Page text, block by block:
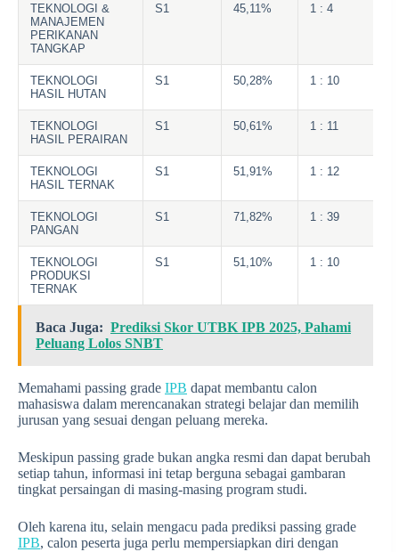
TEKNOLOGI &
MANAJEMEN
PERIKANAN
TANGKAP
S1 45,11% 1 : 4
TEKNOLOGI
HASIL HUTAN
S1 50,28% 1 : 10
TEKNOLOGI
HASIL PERAIRAN
S1 50,61% 1 : 11
TEKNOLOGI
HASIL TERNAK
S1 51,91% 1 : 12
TEKNOLOGI
PANGAN
S1 71,82% 1 : 39
TEKNOLOGI
PRODUKSI
TERNAK
S1 51,10% 1 : 10
Baca Juga: Prediksi Skor UTBK IPB 2025, Pahami
Peluang Lolos SNBT
Memahami passing grade IPB dapat membantu calon
mahasiswa dalam merencanakan strategi belajar dan memilih
jurusan yang sesuai dengan peluang mereka.
Meskipun passing grade bukan angka resmi dan dapat berubah
setiap tahun, informasi ini tetap berguna sebagai gambaran
tingkat persaingan di masing-masing program studi.
Oleh karena itu, selain mengacu pada prediksi passing grade
IPB, calon peserta juga perlu mempersiapkan diri dengan